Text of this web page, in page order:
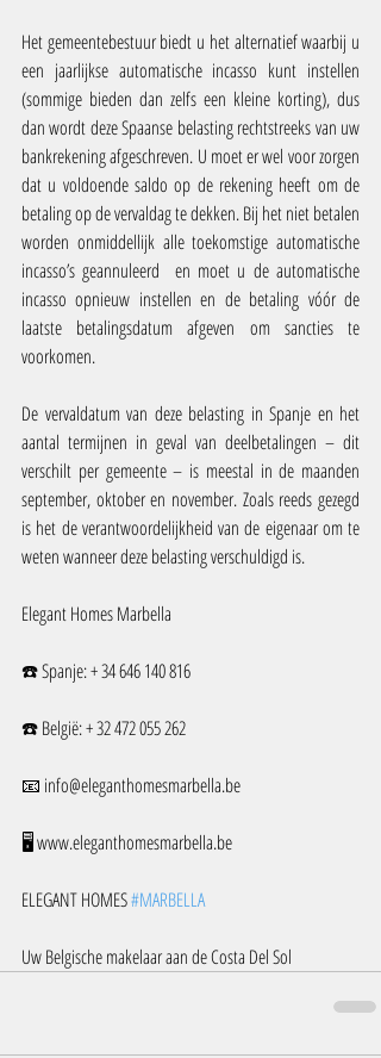
Het gemeentebestuur biedt u het alternatief waarbij u
een jaarlijkse automatische incasso kunt instellen
(sommige bieden dan zelfs een kleine korting), dus
dan wordt deze Spaanse belasting rechtstreeks van uw
bankrekening afgeschreven. U moet er wel voor zorgen
dat u voldoende saldo op de rekening heeft om de
betaling op de vervaldag te dekken. Bij het niet betalen
worden onmiddellijk alle toekomstige automatische
incasso’s geannuleerd  en moet u de automatische
incasso opnieuw instellen en de betaling vóór de
laatste betalingsdatum afgeven om sancties te
voorkomen.
De vervaldatum van deze belasting in Spanje en het
aantal termijnen in geval van deelbetalingen – dit
verschilt per gemeente – is meestal in de maanden
september, oktober en november. Zoals reeds gezegd
is het de verantwoordelijkheid van de eigenaar om te
weten wanneer deze belasting verschuldigd is.
Elegant Homes Marbella
☎️ Spanje: + 34 646 140 816
☎️ België: + 32 472 055 262
📧 info@eleganthomesmarbella.be
🖥️ www.eleganthomesmarbella.be
ELEGANT HOMES #MARBELLA
Uw Belgische makelaar aan de Costa Del Sol